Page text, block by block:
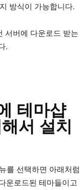
방식이 가능합니다.
서버에 다운로드 받는
.
테마샵
서 설치
를 선택하면 아래처럼
운로드된 테마들이고